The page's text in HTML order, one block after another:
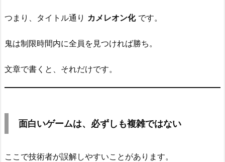
は
い
プ
ロ
ミ
グ
つまり、タイトル通り カメレオン化です。
鬼は制限時間内に全員を見つければ勝ち。
文章で書くと、それだけです。
面白いゲームは、必ずしも複雑ではない
ここで技術者が誤解しやすいことがあります。